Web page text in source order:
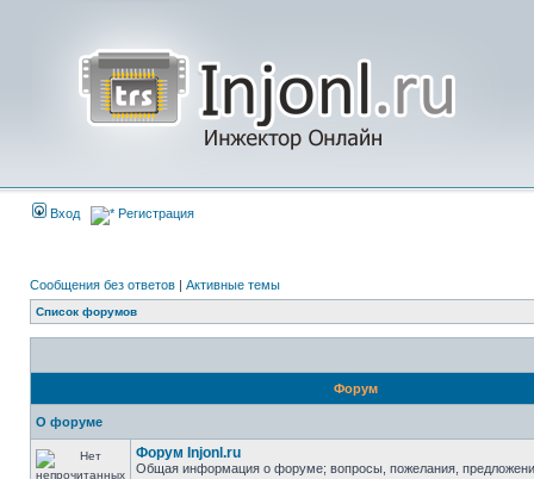
Вход Регистрация
Сообщения без ответов | Активные темы
Список форумов
Форум
О форуме
Форум Injonl.ru
Общая информация о форуме; вопросы, пожелания,